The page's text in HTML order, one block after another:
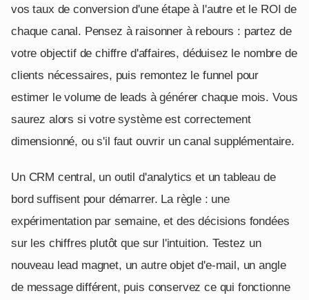
vos taux de conversion d'une étape à l'autre et le ROI de
chaque canal. Pensez à raisonner à rebours : partez de
votre objectif de chiffre d'affaires, déduisez le nombre de
clients nécessaires, puis remontez le funnel pour
estimer le volume de leads à générer chaque mois. Vous
saurez alors si votre système est correctement
dimensionné, ou s'il faut ouvrir un canal supplémentaire.
Un CRM central, un outil d'analytics et un tableau de
bord suffisent pour démarrer. La règle : une
expérimentation par semaine, et des décisions fondées
sur les chiffres plutôt que sur l'intuition. Testez un
nouveau lead magnet, un autre objet d'e-mail, un angle
de message différent, puis conservez ce qui fonctionne